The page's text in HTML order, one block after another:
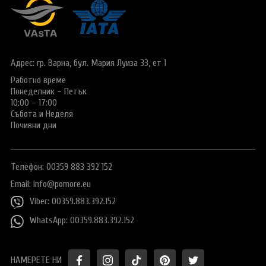
Визи за Куба
ВИЗА за САУДИТСКА АРАБИЯ
Виза за Тайланд
Виза за Турция
Заявление за издаване на електронно разрешение за
ПОДАРЪЧЕН ВАУЧЕР ЗА ПЪТУВАНЕ
ТУРИСТИЧЕСКА ЗАСТРАХОВКА
ОЩЕ
Общи условия
Политика за
поверителност
Адрес: гр. Варна, бул. Мария Луиза 33, ет 1
Работно време
Понеделник – Петък
10:00 – 17:00
Събота и Неделя
Почивни дни
Телефон: 00359 883 392 152
Email: info@pomore.eu
Viber: 00359.883.392.152
WhatsApp: 00359.883.392.152
НАМЕРЕТЕ НИ